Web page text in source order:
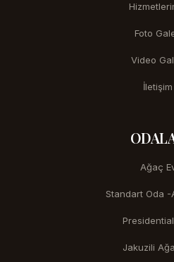
Foto
Video
İletişim
Ağaç
Standart Oda -
Jakuzili